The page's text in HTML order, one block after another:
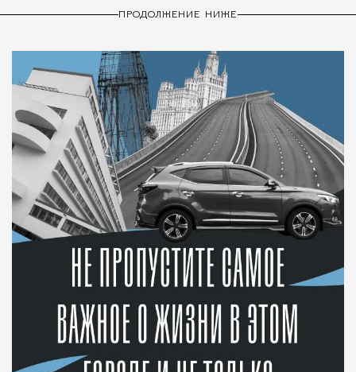
ПРОДОЛЖЕНИЕ НИЖЕ